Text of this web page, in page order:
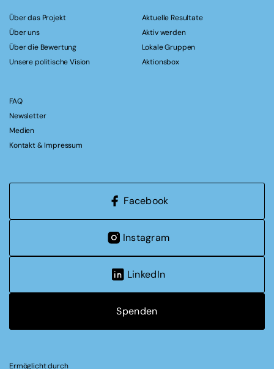
Über das Projekt
Über uns
Über die Bewertung
Unsere politische Vision
Aktuelle Resultate
Aktiv werden
Lokale Gruppen
Aktionsbox
FAQ
Newsletter
Medien
Kontakt & Impressum
Facebook
Instagram
LinkedIn
Spenden
Ermöglicht durch